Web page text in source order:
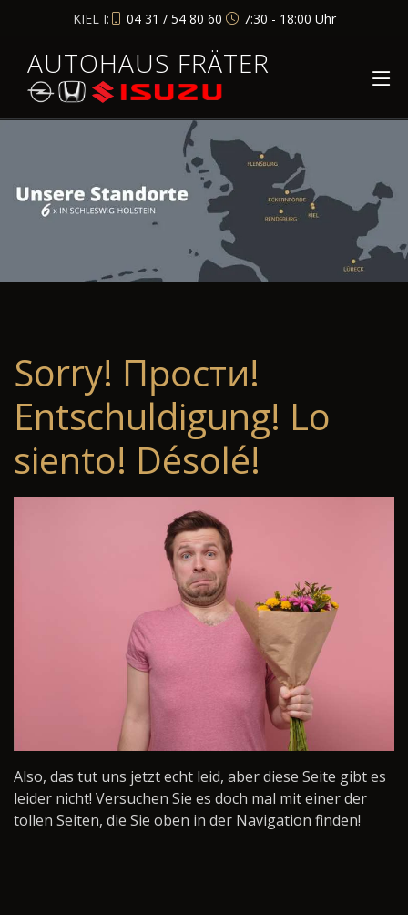
KIEL I: 04 31 / 54 80 60 7:30 - 18:00 Uhr
AUTOHAUS FRÄTER
Sorry! Прости!
Entschuldigung! Lo
siento! Désolé!
Also, das tut uns jetzt echt leid, aber diese Seite gibt es
leider nicht! Versuchen Sie es doch mal mit einer der
tollen Seiten, die Sie oben in der Navigation finden!